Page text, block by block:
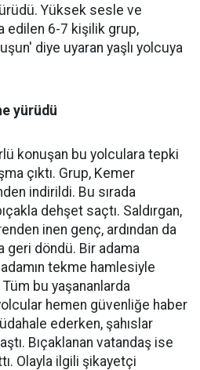
Yüksek sesle ve
edilen 6-7 kişilik grup,
diye uyaran yaşlı yolcuya
yürüdü
konuşan bu yolculara tepki
çıktı. Grup, Kemer
indirildi. Bu sırada
dehşet saçtı. Saldırgan,
inen genç, ardından da
geri döndü. Bir adama
tekme hamlesiyle
bu yaşananlarda
hemen güvenliğe haber
ederken, şahıslar
Bıçaklanan vatandaş ise
Olayla ilgili şikayetçi